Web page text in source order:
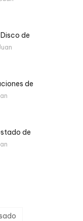
de
tu
de
de